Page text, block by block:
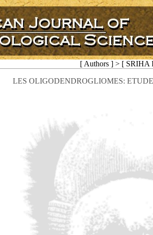
[ Authors ] > [ SRIHA
LES OLIGODENDROGLIOMES: